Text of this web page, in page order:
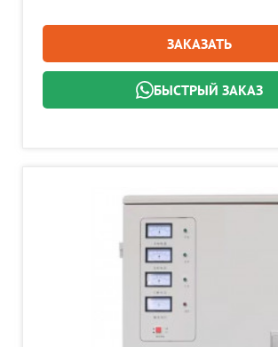
ЗАКАЗАТЬ
БЫСТРЫЙ ЗАКАЗ